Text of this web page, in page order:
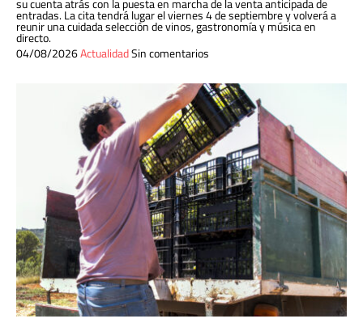
su cuenta atrás con la puesta en marcha de la venta anticipada de
entradas. La cita tendrá lugar el viernes 4 de septiembre y volverá a
reunir una cuidada selección de vinos, gastronomía y música en
directo.
04/08/2026ActualidadSin comentarios